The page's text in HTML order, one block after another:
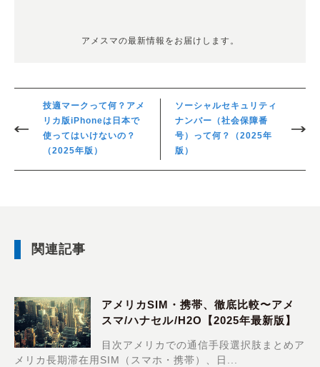
アメスマの最新情報をお届けします。
技適マークって何？アメ
リカ版iPhoneは日本で
使ってはいけないの？
（2025年版）
ソーシャルセキュリティ
ナンバー（社会保障番
号）って何？（2025年
版）
関連記事
アメリカSIM・携帯、徹底比較〜アメ
スマ/ハナセル/H2O【2025年最新版】
目次アメリカでの通信手段選択肢まとめア
メリカ長期滞在用SIM（スマホ・携帯）、日...